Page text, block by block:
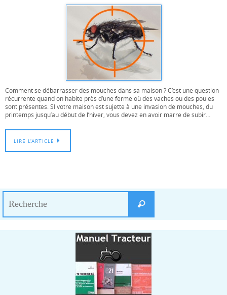
Comment se débarrasser des mouches dans sa maison ? C’est une question
récurrente quand on habite près d’une ferme où des vaches ou des poules
sont présentes. SI votre maison est sujette à une invasion de mouches, du
printemps jusqu’au début de l’hiver, vous devez en avoir marre de subir…
LIRE L’ARTICLE
Recherche